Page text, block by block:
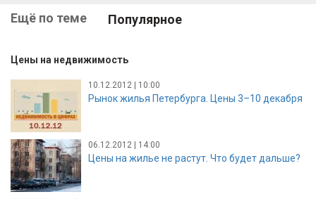
Ещё по теме Популярное
Цены на недвижимость
10.12.2012 | 10:00
Рынок жилья Петербурга. Цены 3–10 декабря
06.12.2012 | 14:00
Цены на жилье не растут. Что будет дальше?